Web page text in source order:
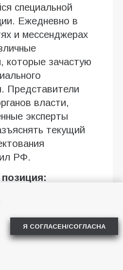
специальной
Ежедневно в
и мессенджерах
которые зачастую
Представители
власти,
эксперты
текущий
РФ.
планируется
Безопасности
вновь
время
объявлять новую
Я СОГЛАСЕН/СОГЛАСНА